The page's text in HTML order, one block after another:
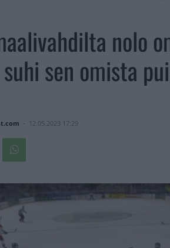
nolo
sen omista
- 12.05.2023 17:29